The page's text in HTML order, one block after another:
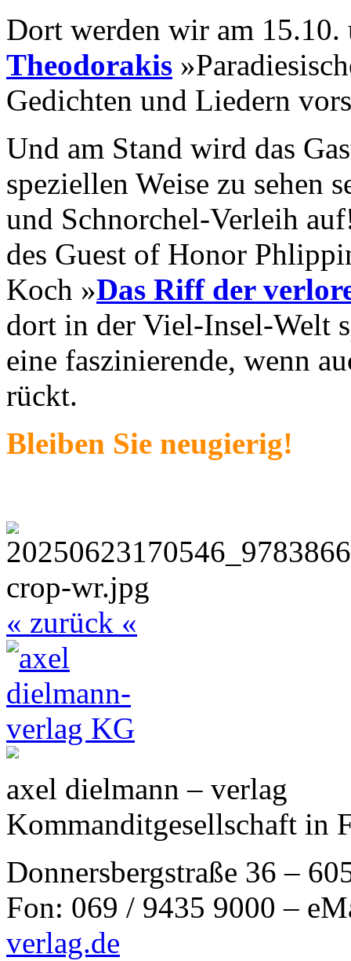
Dort werden wir am
Theodorakis
Gedichten und Liedern
Und am Stand wird das
speziellen Weise zu sehen
und Schnorchel-Verleih
des Guest of Honor
Koch »Das Riff der
dort in der Viel-Insel-Welt
eine faszinierende, wenn
rückt.
Bleiben Sie neugierig!
« zurück «
axel dielmann – verlag
Kommanditgesellschaft in
Donnersbergstraße 36 –
Fon: 069 / 9435 9000 –
verlag.de